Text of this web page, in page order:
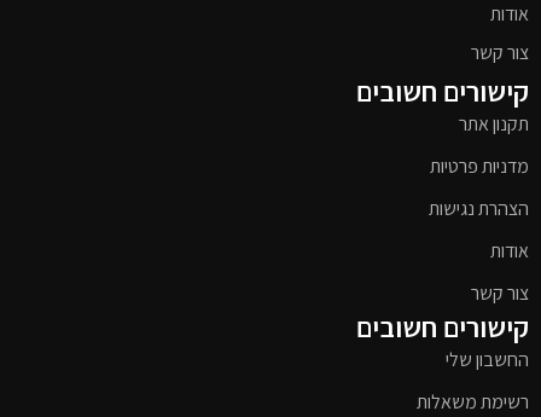
אודות
צור קשר
קישורים חשובים
תקנון אתר
מדניות פרטיות
הצהרת נגישות
אודות
צור קשר
קישורים חשובים
החשבון שלי
רשימת משאלות